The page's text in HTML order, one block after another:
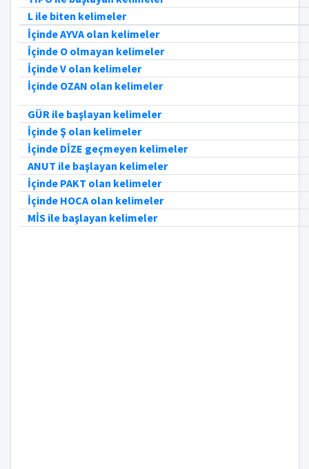
L ile biten kelimeler
İçinde AYVA olan kelimeler
İçinde O olmayan kelimeler
İçinde V olan kelimeler
İçinde OZAN olan kelimeler
GÜR ile başlayan kelimeler
İçinde Ş olan kelimeler
İçinde DİZE geçmeyen kelimeler
ANUT ile başlayan kelimeler
İçinde PAKT olan kelimeler
İçinde HOCA olan kelimeler
MİS ile başlayan kelimeler